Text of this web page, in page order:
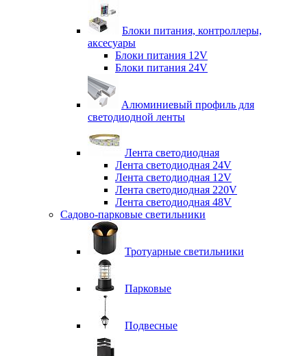
Блоки питания, контроллеры,
аксесуары
Блоки питания 12V
Блоки питания 24V
Алюминиевый профиль для
светодиодной ленты
Лента светодиодная
Лента светодиодная 24V
Лента светодиодная 12V
Лента светодиодная 220V
Лента светодиодная 48V
Садово-парковые светильники
Тротуарные светильники
Парковые
Подвесные